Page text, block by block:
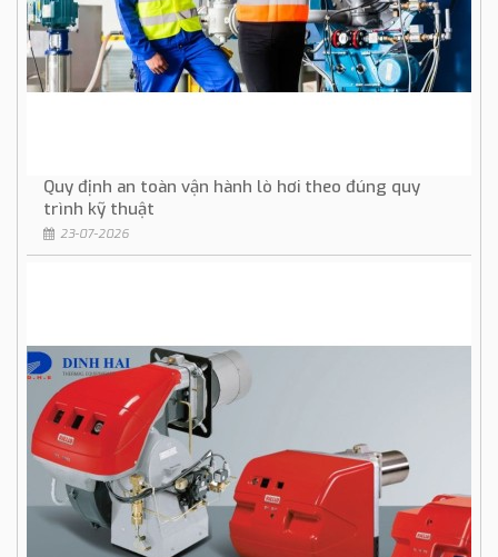
Quy định an toàn vận hành lò hơi theo đúng quy
trình kỹ thuật
23-07-2026